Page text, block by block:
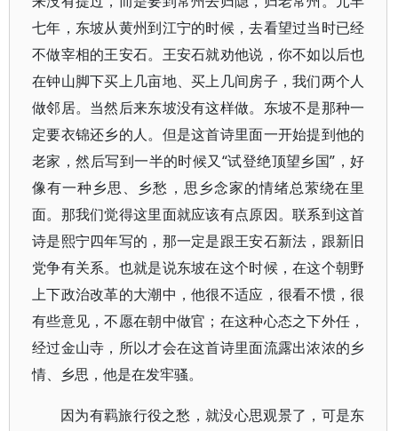
七年，东坡从黄州到江宁的时候，去看望过当时已经
不做宰相的王安石。王安石就劝他说，你不如以后也
在钟山脚下买上几亩地、买上几间房子，我们两个人
做邻居。当然后来东坡没有这样做。东坡不是那种一
定要衣锦还乡的人。但是这首诗里面一开始提到他的
老家，然后写到一半的时候又“试登绝顶望乡国”，好
像有一种乡思、乡愁，思乡念家的情绪总萦绕在里
面。那我们觉得这里面就应该有点原因。联系到这首
诗是熙宁四年写的，那一定是跟王安石新法，跟新旧
党争有关系。也就是说东坡在这个时候，在这个朝野
上下政治改革的大潮中，他很不适应，很看不惯，很
有些意见，不愿在朝中做官；在这种心态之下外任，
经过金山寺，所以才会在这首诗里面流露出浓浓的乡
情、乡思，他是在发牢骚。
因为有羁旅行役之愁，就没心思观景了，可是东